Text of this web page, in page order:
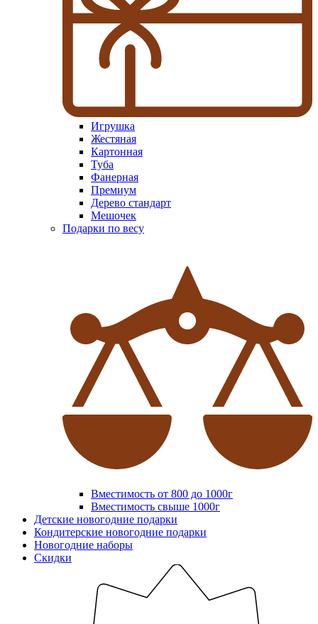
Игрушка
Жестяная
Картонная
Туба
Фанерная
Премиум
Дерево стандарт
Мешочек
Подарки по весу
Вместимость от 800 до 1000г
Вместимость свыше 1000г
Детские новогодние подарки
Кондитерские новогодние подарки
Новогодние наборы
Скидки